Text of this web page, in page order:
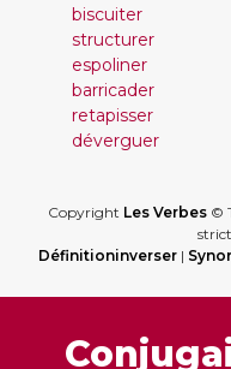
biscuiter
structurer
espoliner
barricader
retapisser
déverguer
Copyright Les Verbes©
Définitioninverser|